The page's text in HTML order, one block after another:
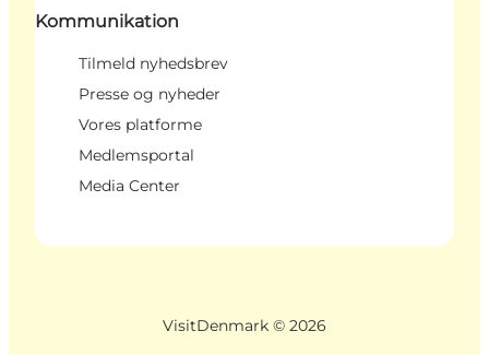
Kommunikation
Tilmeld nyhedsbrev
Presse og nyheder
Vores platforme
Medlemsportal
Media Center
VisitDenmark © 2026